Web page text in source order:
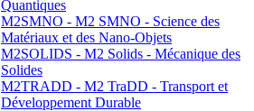
Quantiques
M2SMNO - M2 SMNO - Science des
Matériaux et des Nano-Objets
M2SOLIDS - M2 Solids - Mécanique des
Solides
M2TRADD - M2 TraDD - Transport et
Développement Durable